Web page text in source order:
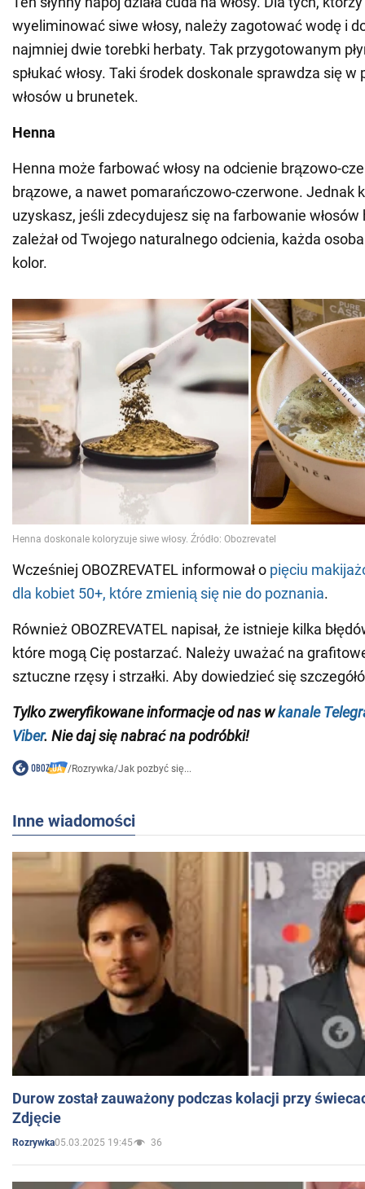
wyeliminować siwe włosy, należy zagotować wodę i
najmniej dwie torebki herbaty. Tak przygotowanym
spłukać włosy. Taki środek doskonale sprawdza się
włosów u brunetek.
Henna
Henna może farbować włosy na odcienie brązowo-
brązowe, a nawet pomarańczowo-czerwone. Jednak
uzyskasz, jeśli zdecydujesz się na farbowanie włosów
zależał od Twojego naturalnego odcienia, każda
kolor.
Wcześniej OBOZREVATEL informował o pięciu
dla kobiet 50+, które zmienią się nie do poznania.
Również OBOZREVATEL napisał, że istnieje kilka
które mogą Cię postarzać. Należy uważać na
sztuczne rzęsy i strzałki. Aby dowiedzieć się
Tylko zweryfikowane informacje od nas wkanale
Viber. Nie daj się nabrać na podróbki!
/Rozrywka/Jak pozbyć się...
Inne wiadomości
Durow został zauważony podczas kolacji przy
Zdjęcie
Rozrywka05.03.2025 19:45 36